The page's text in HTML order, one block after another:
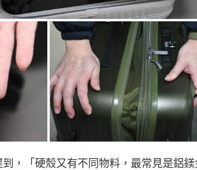
，「硬殼又有不同物料，最常見是鋁鎂